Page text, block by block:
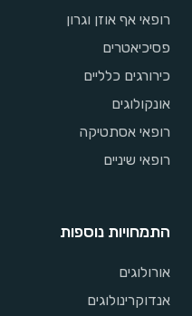
רופאי אף אוזן וגרון
פסיכיאטרים
כירורגים כלליים
אונקולוגים
רופאי אסתטיקה
רופאי שיניים
התמחויות נוספות
אורולוגים
אנדוקרינולוגים